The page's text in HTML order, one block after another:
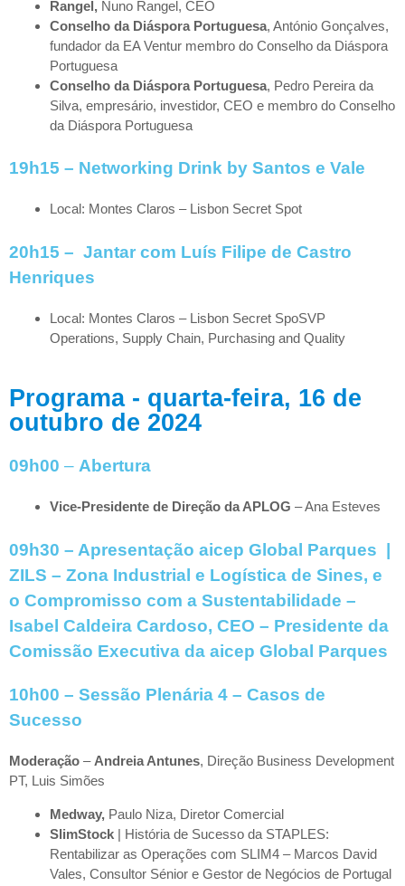
Rangel, Nuno Rangel, CEO
Conselho da Diáspora Portuguesa, António Gonçalves,
fundador da EA Ventur membro do Conselho da Diáspora
Portuguesa
Conselho da Diáspora Portuguesa, Pedro Pereira da
Silva, empresário, investidor, CEO e membro do Conselho
da Diáspora Portuguesa
19h15 – Networking Drink by Santos e Vale
Local: Montes Claros – Lisbon Secret Spot
20h15 – Jantar com Luís Filipe de Castro
Henriques
Local: Montes Claros – Lisbon Secret SpoSVP
Operations, Supply Chain, Purchasing and Quality
Programa - quarta-feira, 16 de
outubro de 2024
09h00 – Abertura
Vice-Presidente de Direção da APLOG – Ana Esteves
09h30 – Apresentação aicep Global Parques |
ZILS – Zona Industrial e Logística de Sines, e
o Compromisso com a Sustentabilidade –
Isabel Caldeira Cardoso, CEO – Presidente da
Comissão Executiva da aicep Global Parques
10h00 – Sessão Plenária 4 – Casos de
Sucesso
Moderação – Andreia Antunes, Direção Business Development
PT, Luis Simões
Medway, Paulo Niza, Diretor Comercial
SlimStock | História de Sucesso da STAPLES:
Rentabilizar as Operações com SLIM4 – Marcos David
Vales, Consultor Sénior e Gestor de Negócios de Portugal